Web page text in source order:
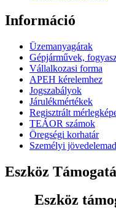
Információ
Üzemanyagárak
Gépjárművek,
Vállalkozasi forma
APEH kérelemhez
Jogszabályok
Járulékmértékek
Regisztrált
TEÁOR számok
Öregségi korhatár
Személyi
Eszköz
Eszköz